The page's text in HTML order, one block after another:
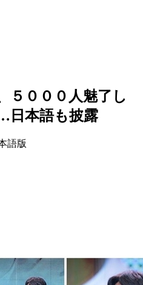
５０００人魅了し
日本語も披露
語版